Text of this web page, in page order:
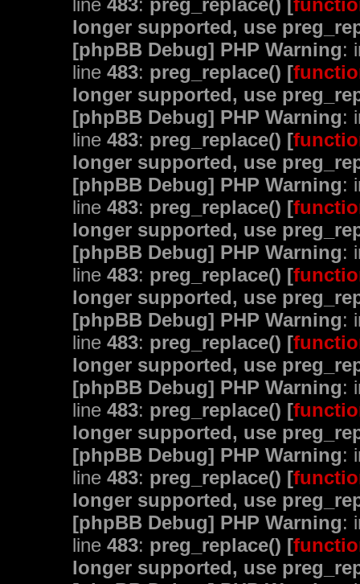
line 483: preg_replace() [
longer supported, use
[phpBB Debug] PHP Warning:
line 483: preg_replace() [
longer supported, use
[phpBB Debug] PHP Warning:
line 483: preg_replace() [
longer supported, use
[phpBB Debug] PHP Warning:
line 483: preg_replace() [
longer supported, use
[phpBB Debug] PHP Warning:
line 483: preg_replace() [
longer supported, use
[phpBB Debug] PHP Warning:
line 483: preg_replace() [
longer supported, use
[phpBB Debug] PHP Warning:
line 483: preg_replace() [
longer supported, use
[phpBB Debug] PHP Warning:
line 483: preg_replace() [
longer supported, use
[phpBB Debug] PHP Warning:
line 483: preg_replace() [
longer supported, use